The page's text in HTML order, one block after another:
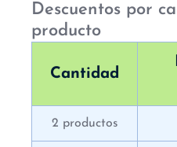
Descuentos por
producto
Cantidad
2 productos